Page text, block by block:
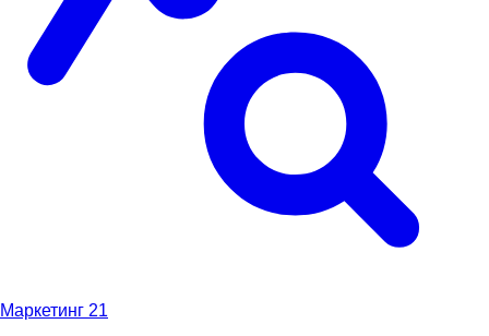
Маркетинг 21